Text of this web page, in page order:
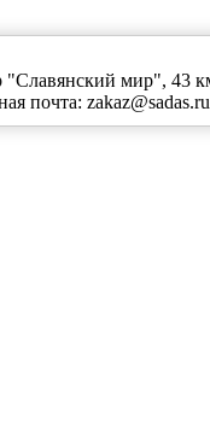
"Славянский мир",
почта: zakaz@sadas.ru